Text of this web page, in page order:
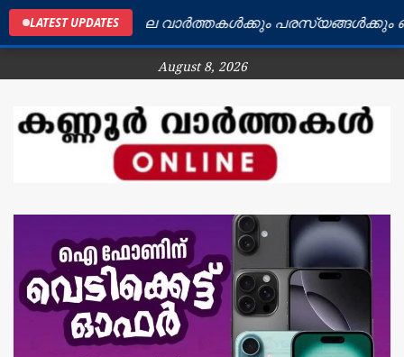
LATEST UPDATES
ജില്ലയിലെ വാർത്തകൾക്കും പരസ്യങ്ങൾക്കും
August 8, 2026